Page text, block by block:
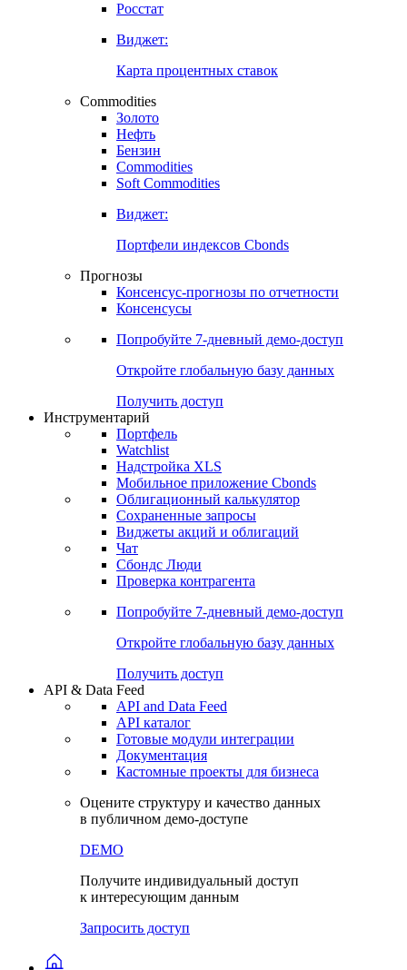
Страницы стран
Росстат
Виджет:
Карта процентных ставок
Commodities
Золото
Бензин
Soft Commodities
Виджет:
Портфели индексов Cbonds
Прогнозы
Консенсусы
Попробуйте7-дневный
Откройте глобальную базу данных
Получить доступ
Инструментарий
Портфель
Watchlist
Надстройка XLS
Мобильное приложение Cbonds
Облигационный калькулятор
Сохраненные запросы
Чат
Проверка контрагента
Попробуйте7-дневный
Откройте глобальную базу данных
Получить доступ
API & Data Feed
API and Data Feed
Готовые модули интеграции
Документация
в публичном демо-доступе